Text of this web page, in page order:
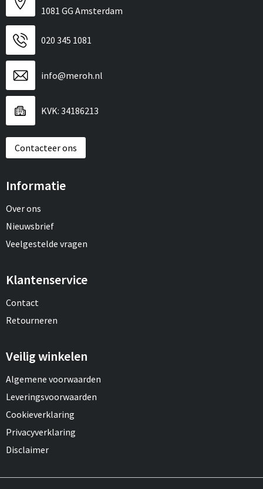
1081 GG Amsterdam
020 345 1081
info@meroh.nl
KVK: 34186213
Contacteer ons
Informatie
Over ons
Nieuwsbrief
Veelgestelde vragen
Klantenservice
Contact
Retourneren
Veilig winkelen
Algemene voorwaarden
Leveringsvoorwaarden
Cookieverklaring
Privacyverklaring
Disclaimer